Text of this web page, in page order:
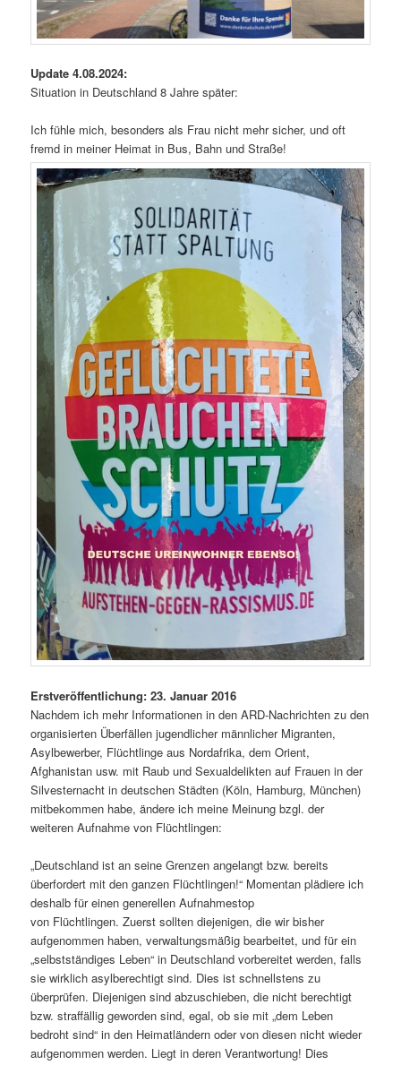
Update 4.08.2024:
Situation in Deutschland 8 Jahre später:
Ich fühle mich, besonders als Frau nicht mehr sicher, und oft
fremd in meiner Heimat in Bus, Bahn und Straße!
Erstveröffentlichung: 23. Januar 2016
Nachdem ich mehr Informationen in den ARD-Nachrichten zu den
organisierten Überfällen jugendlicher männlicher Migranten,
Asylbewerber, Flüchtlinge aus Nordafrika, dem Orient,
Afghanistan usw. mit Raub und Sexualdelikten auf Frauen in der
Silvesternacht in deutschen Städten (Köln, Hamburg, München)
mitbekommen habe, ändere ich meine Meinung bzgl. der
weiteren Aufnahme von Flüchtlingen:
„Deutschland ist an seine Grenzen angelangt bzw. bereits
überfordert mit den ganzen Flüchtlingen!“ Momentan plädiere ich
deshalb für einengenerellen Aufnahmestop
von Flüchtlingen. Zuerst sollten diejenigen, die wir bisher
aufgenommen haben, verwaltungsmäßig bearbeitet, und für ein
„selbstständiges Leben“ in Deutschland vorbereitet werden, falls
sie wirklich asylberechtigt sind. Dies ist schnellstens zu
überprüfen. Diejenigen sind abzuschieben, die nicht berechtigt
bzw. straffällig gewordensind, egal, ob sie mit „dem Leben
bedroht sind“ in den Heimatländern oder von diesen nicht wieder
aufgenommen werden. Liegt in deren Verantwortung! Dies